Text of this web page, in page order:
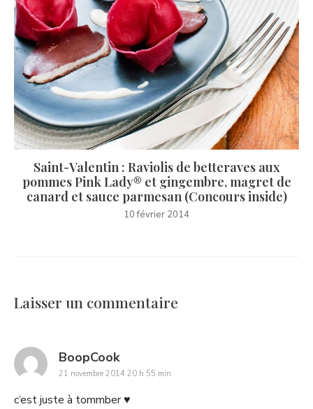
Saint-Valentin : Raviolis de betteraves aux
pommes Pink Lady® et gingembre, magret de
canard et sauce parmesan (Concours inside)
10 février 2014
Laisser un commentaire
BoopCooksays:
21 novembre 2014 20 h 55 min
c’est juste à tommber ♥